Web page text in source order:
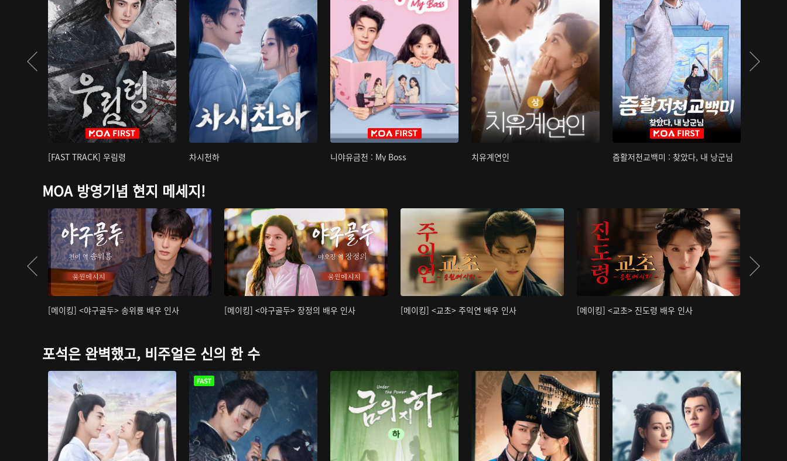
[FAST TRACK] 우림령 차시천하 니야유금천 : My Boss 치유계연인 즘활저천교백미 : 찾았다, 내 낭군님
MOA 방영기념 현지 메세지!
[메이킹] <야구골두> 송위룡 배우 인사 [메이킹] <야구골두> 장정의 배우 인사 [메이킹] <교초> 주익연 배우 인사 [메이킹] <교초> 진도령 배우 인사
포석은 완벽했고, 비주얼은 신의 한 수